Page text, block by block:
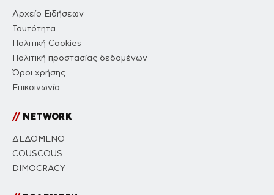
Αρχείο Ειδήσεων
Ταυτότητα
Πολιτική Cookies
Πολιτική προστασίας δεδομένων
Όροι χρήσης
Επικοινωνία
//NETWORK
ΔΕΔΟΜΕΝΟ
COUSCOUS
DIMOCRACY